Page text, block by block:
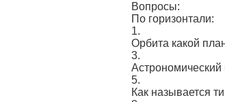
Вопросы:
По горизонтали:
1.
Орбита какой
3.
5.
Как называется